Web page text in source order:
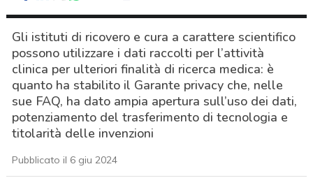
Gli istituti di ricovero e cura a carattere scientifico
possono utilizzare i dati raccolti per l’attività
clinica per ulteriori finalità di ricerca medica: è
quanto ha stabilito il Garante privacy che, nelle
sue FAQ, ha dato ampia apertura sull’uso dei dati,
potenziamento del trasferimento di tecnologia e
titolarità delle invenzioni
Pubblicato il 6 giu 2024